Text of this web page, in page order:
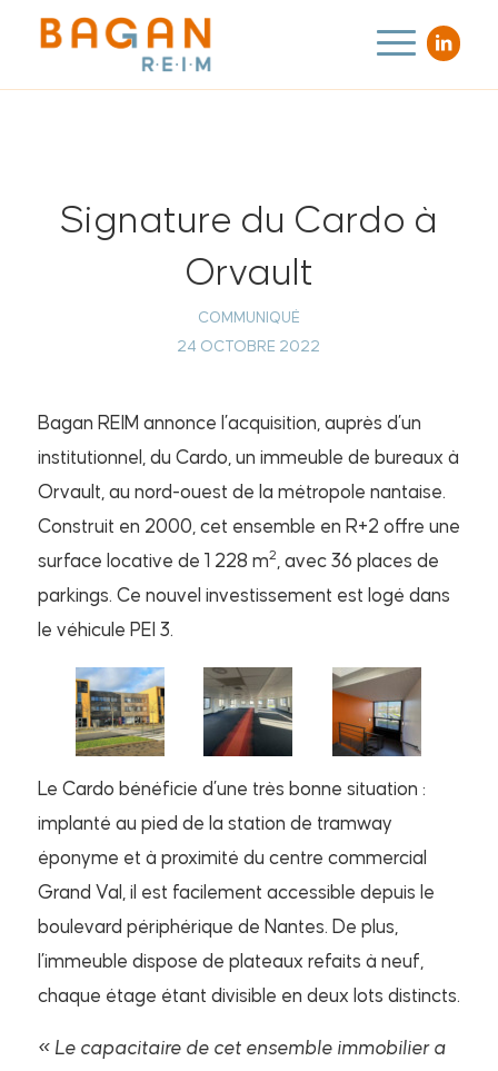
Signature du Cardo à
Orvault
COMMUNIQUÉ
24 OCTOBRE 2022
Bagan REIM annonce l’acquisition, auprès d’un
institutionnel, du Cardo, un immeuble de bureaux à
Orvault, au nord-ouest de la métropole nantaise.
Construit en 2000, cet ensemble en R+2 offre une
surface locative de 1 228 m2, avec 36 places de
parkings. Ce nouvel investissement est logé dans
le véhicule PEI 3.
Le Cardo bénéficie d’une très bonne situation :
implanté au pied de la station de tramway
éponyme et à proximité du centre commercial
Grand Val, il est facilement accessible depuis le
boulevard périphérique de Nantes. De plus,
l’immeuble dispose de plateaux refaits à neuf,
chaque étage étant divisible en deux lots distincts.
« Le capacitaire de cet ensemble immobilier a